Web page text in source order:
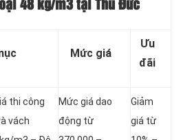
48 kg/m3 tại Thủ Đức
Mức giá
Ưu
đãi
thi công
vách
Mức giá dao
động từ
Giảm
giá từ